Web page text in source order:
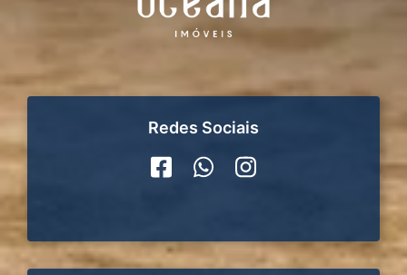
Redes Sociais